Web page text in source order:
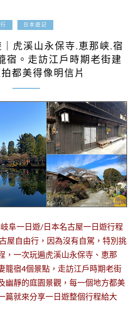
日本遊記
虎溪山永保寺.恵那峡.宿
宿。走訪江戶時期老街建
都美得像明信片
阜一日遊/日本名古屋一日遊行程
屋自由行，因為沒有自駕，特別挑
，一次玩遍虎溪山永保寺、恵那
籠宿4個景點，走訪江戶時期老街
幽靜的庭園景觀，每一個地方都美
篇就來分享一日遊整個行程給大